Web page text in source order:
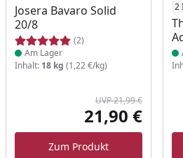
Josera Bavaro Solid
20/8
(2)
Produkt am Lager
Am Lager
Inhalt: 18 kg (1,22 €/kg)
UVP 21,99 €
21,90 €
Zum Produkt
2